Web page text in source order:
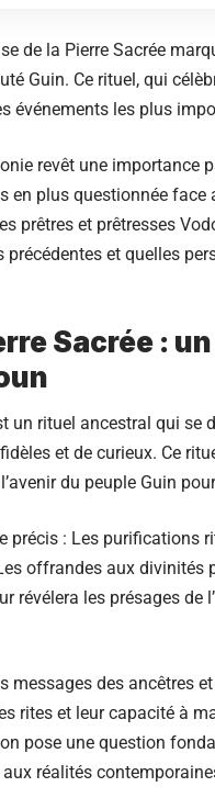
de la Pierre Sacrée
Guin. Ce rituel, qui
événements les plus
revêt une
en plus questionnée
prêtres et prêtresses
et quelles
Sacrée :
un rituel ancestral qui se
et de curieux. Ce
du peuple Guin
précis : Les purifications
offrandes aux divinités
révélera les présages de
messages des ancêtres
rites et leur capacité à
pose une question
réalités